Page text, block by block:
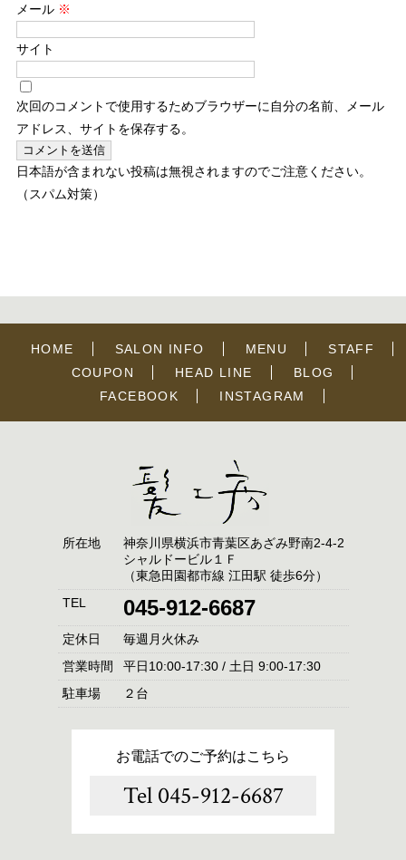
メール ※
サイト
次回のコメントで使用するためブラウザーに自分の名前、メール
アドレス、サイトを保存する。
日本語が含まれない投稿は無視されますのでご注意ください。
（スパム対策）
HOME SALON INFO MENU
STAFF
COUPON
HEAD LINE
BLOG
FACEBOOK
INSTAGRAM
所在地
神奈川県横浜市青葉区あざみ野南2-4-2
シャルドービル１Ｆ
（東急田園都市線 江田駅 徒歩6分）
TEL
045-912-6687
定休日
毎週月火休み
営業時間
平日10:00-17:30 / 土日 9:00-17:30
駐車場
２台
お電話でのご予約はこちら
Tel 045-912-6687